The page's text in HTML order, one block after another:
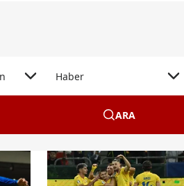
Haber
ARA